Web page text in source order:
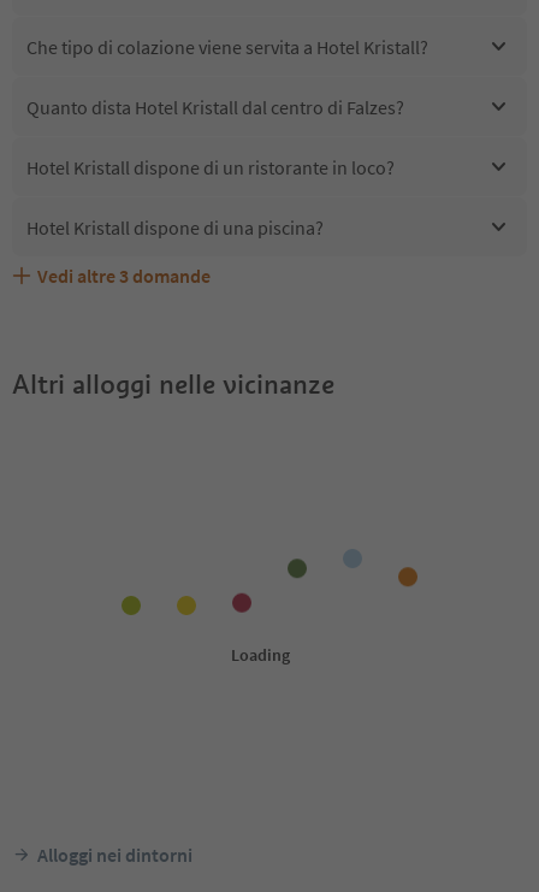
Che tipo di colazione viene servita a Hotel Kristall?
Quanto dista Hotel Kristall dal centro di Falzes?
Hotel Kristall dispone di un ristorante in loco?
Hotel Kristall dispone di una piscina?
Hotel Kristall accetta animali domestici?
Quali servizi/attività sono disponibili presso Hotel
Gli ospiti di Hotel Kristall ricevono l'Alto Adige Guest
Vedi altre 3 domande
Altri alloggi nelle vicinanze
Alloggi nei dintorni